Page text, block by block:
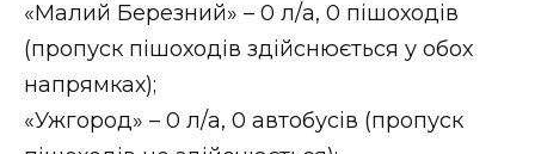
«Малий Березний» – 0 л/а, 0 пішоходів
(пропуск пішоходів здійснюється у обох
напрямках);
«Ужгород» – 0 л/а, 0 автобусів (пропуск